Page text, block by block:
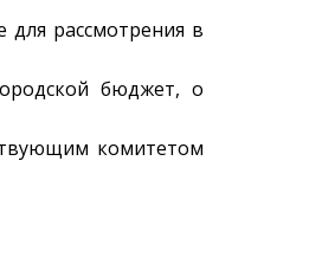
рассмотрения в
бюджет, о
комитетом